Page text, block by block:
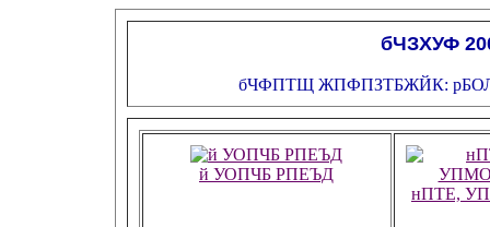
бЧЗХУФ
бЧФПТЩ ЖПФПЗТБЖЙК:
й УОПЧБ РПЕЪД
нПТЕ,